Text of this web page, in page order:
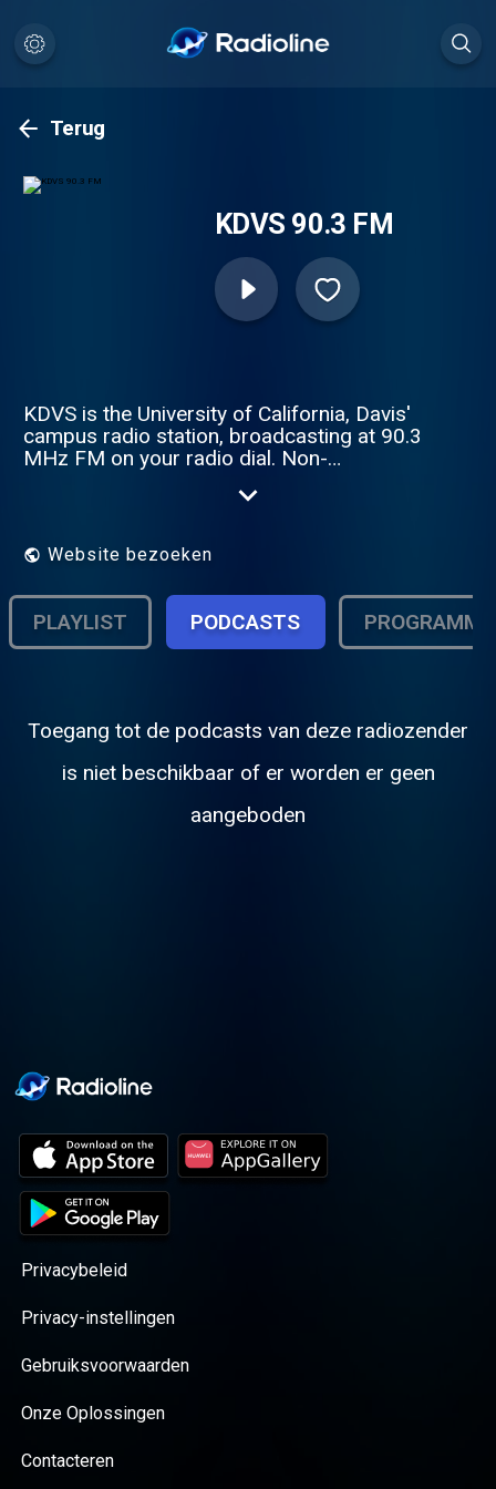
Terug
KDVS 90.3 FM
KDVS is the University of California, Davis'
campus radio station, broadcasting at 90.3
MHz FM on your radio dial. Non-
run, educational, freeform,
radio!
Website bezoeken
PLAYLIST PODCASTS PROGRAMMA
Toegang tot de podcasts van deze radiozender
is niet beschikbaar of er worden er geen
aangeboden
Privacybeleid
Privacy-instellingen
Gebruiksvoorwaarden
Onze Oplossingen
Contacteren